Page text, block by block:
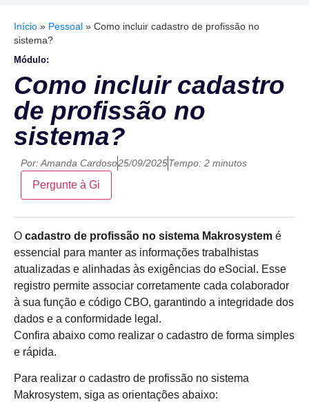
Início » Pessoal » Como incluir cadastro de profissão no
sistema?
Módulo:
Como incluir cadastro
de profissão no
sistema?
Por:Amanda Cardoso25/09/2025Tempo: 2 minutos
Pergunte à Gi
O cadastro de profissão no sistema Makrosystem é
essencial para manter as informações trabalhistas
atualizadas e alinhadas às exigências do eSocial. Esse
registro permite associar corretamente cada colaborador
à sua função e código CBO, garantindo a integridade dos
dados e a conformidade legal.
Confira abaixo como realizar o cadastro de forma simples
e rápida.
Para realizar o cadastro de profissão no sistema
Makrosystem, siga as orientações abaixo: